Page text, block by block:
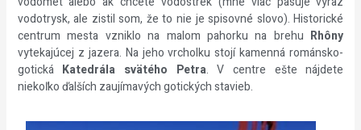
vodotrysk, ale zistil som, že to nie je spisovné slovo). Historické
centrum mesta vzniklo na malom pahorku na brehu Rhôny
vytekajúcej z jazera. Na jeho vrcholku stojí kamenná románsko-
gotická Katedrála svätého Petra. V centre ešte nájdete
niekoľko ďalších zaujímavých gotických stavieb.